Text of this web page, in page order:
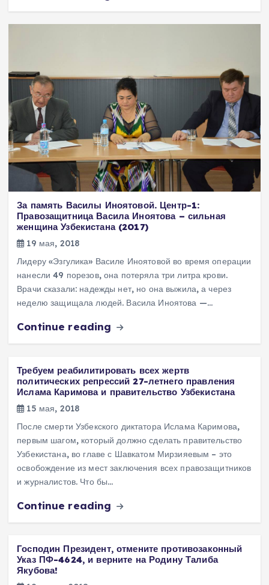
За память Василы Иноятовой. Центр-1:
Правозащитница Васила Иноятова – сильная
женщина Узбекистана (2017)
19 мая, 2018
Лидеру «Эзгулика» Василе Иноятовой во время операции
нанесли 49 порезов, она потеряла три литра крови.
Врачи сказали: надежды нет, но она выжила, а через
неделю защищала людей. Васила Иноятова —…
Continue reading
Требуем реабилитировать всех жертв
политических репрессий 27-летнего правления
Ислама Каримова и правительство Узбекистана
15 мая, 2018
После смерти Узбекского диктатора Ислама Каримова,
первым шагом, который должно сделать правительство
Узбекистана, во главе с Шавкатом Мирзияевым – это
освобождение из мест заключения всех правозащитников
и журналистов. Что бы…
Continue reading
Господин Президент, отмените противозаконный
Указ ПФ-4624, и верните на Родину Талиба
Якубова!